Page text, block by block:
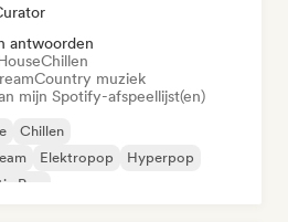
antwoorden
Chillen
Country muziek
mijn Spotify-afspeellijst(en)
Chillen
Elektropop
Hyperpop
Pop